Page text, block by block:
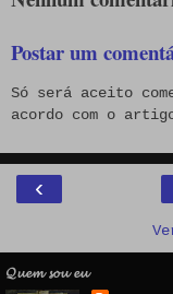
Postar um
Só será aceito
acordo com o
‹
𝓠𝓾𝓮𝓶 𝓼𝓸𝓾 𝓮𝓾